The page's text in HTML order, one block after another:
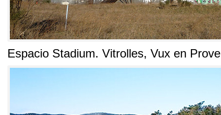
Espacio Stadium. Vitrolles, Vux en